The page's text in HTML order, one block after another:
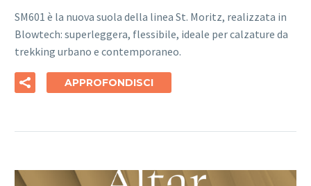
SM601 è la nuova suola della linea St. Moritz, realizzata in
Blowtech: superleggera, flessibile, ideale per calzature da
trekking urbano e contemporaneo.
APPROFONDISCI